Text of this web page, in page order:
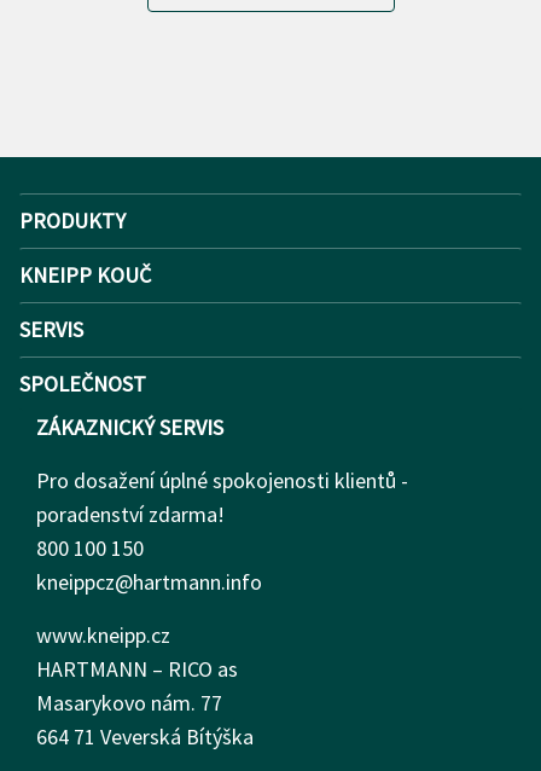
PRODUKTY
KNEIPP KOUČ
SERVIS
SPOLEČNOST
ZÁKAZNICKÝ SERVIS
Pro dosažení úplné spokojenosti klientů -
poradenství zdarma!
800 100 150
kneippcz@hartmann.info
www.kneipp.cz
HARTMANN – RICO as
Masarykovo nám. 77
664 71 Veverská Bítýška